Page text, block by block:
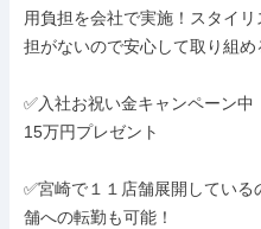
用負担を会社で実施！スタイ
担がないので安心して取り組め
✅入社お祝い金キャンペーン中
15万円プレゼント
✅宮崎で１１店舗展開してい
舗への転勤も可能！